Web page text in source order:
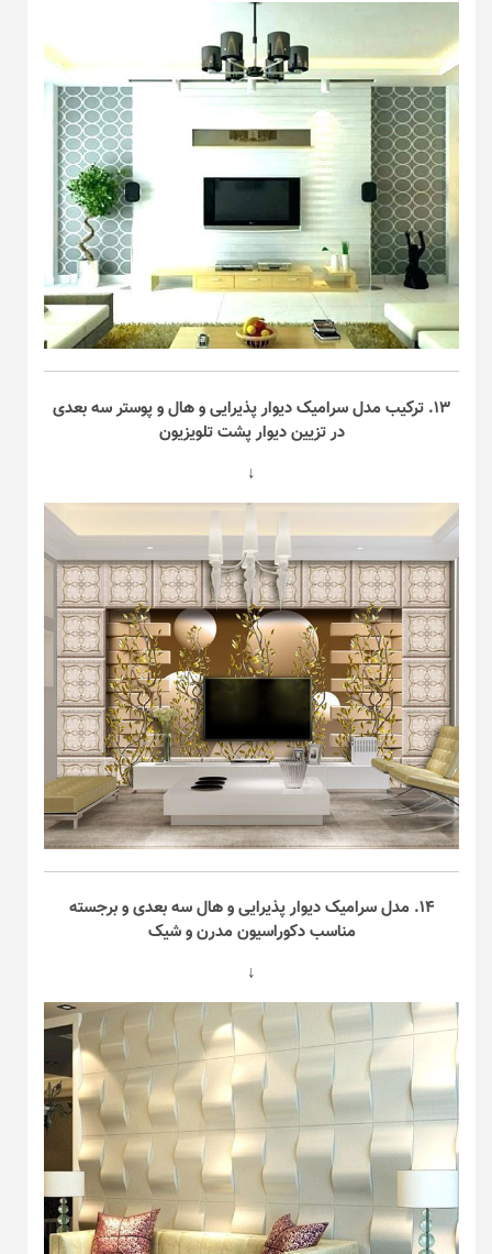
۱۳. ترکیب مدل سرامیک دیوار پذیرایی و هال و پوستر سه بعدی
در تزیین دیوار پشت تلویزیون
↓
۱۴. مدل سرامیک دیوار پذیرایی و هال سه بعدی و برجسته
مناسب دکوراسیون مدرن و شیک
↓